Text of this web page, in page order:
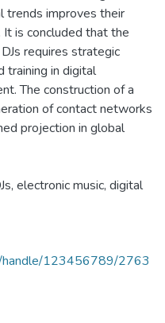
trends improves their
is concluded that the
requires strategic
training in digital
The construction of a
of contact networks
projection in global
electronic music, digital
handle/123456789/2763